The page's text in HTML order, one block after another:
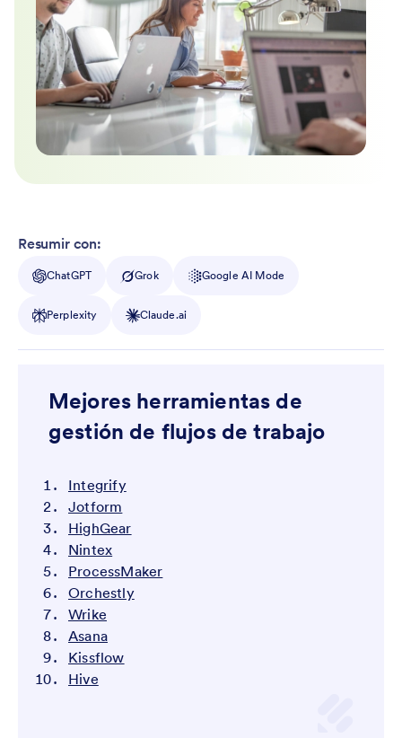
Resumir con:
ChatGPT Grok Google AI Mode
Perplexity Claude.ai
Mejores herramientas de
gestión de flujos de trabajo
Integrify
Jotform
HighGear
Nintex
ProcessMaker
Orchestly
Wrike
Asana
Kissflow
Hive